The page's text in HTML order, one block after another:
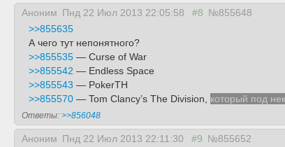
Аноним Пнд 22 Июл 2013 22:05:58 #8 №855648
>>855635
А чего тут непонятного?
>>855535 — Curse of War
>>855542 — Endless Space
>>855543 — PokerTH
>>855570 — Tom Clancy’s The Division, который под
Ответы: >>856048
Аноним Пнд 22 Июл 2013 22:11:30 #9 №855652